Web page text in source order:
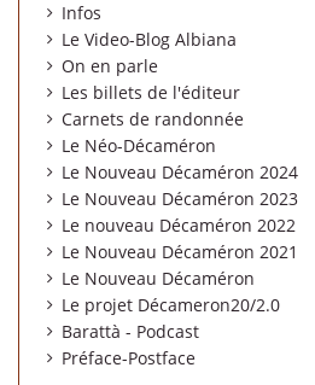
Infos
Le Video-Blog Albiana
On en parle
Les billets de l'éditeur
Carnets de randonnée
Le Néo-Décaméron
Le Nouveau Décaméron 2024
Le Nouveau Décaméron 2023
Le nouveau Décaméron 2022
Le Nouveau Décaméron 2021
Le Nouveau Décaméron
Le projet Décameron20/2.0
Barattà - Podcast
Préface-Postface